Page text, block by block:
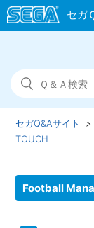
セガQ&Aサイト
TOUCH
Football